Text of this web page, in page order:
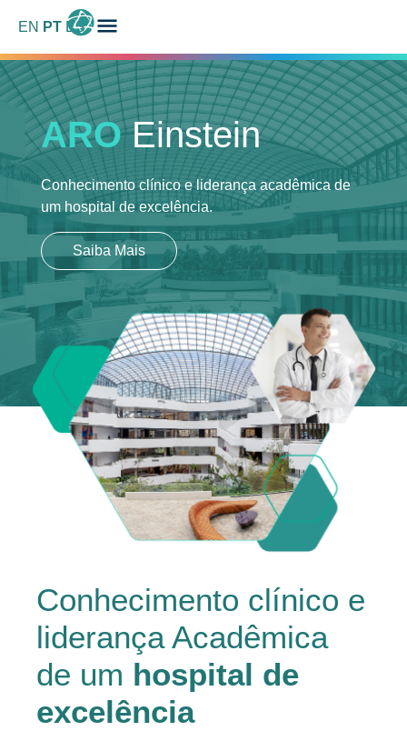
EN PT ES
ARO Einstein
Conhecimento clínico e liderança acadêmica de
um hospital de excelência.
Saiba Mais
Conhecimento clínico e
liderança Acadêmica
de um hospital de
excelência